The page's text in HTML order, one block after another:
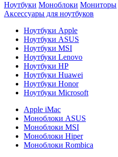
Ноутбуки Моноблоки Мониторы
Аксессуары для ноутбуков
Ноутбуки Apple
Ноутбуки ASUS
Ноутбуки MSI
Ноутбуки Lenovo
Ноутбуки HP
Ноутбуки Huawei
Ноутбуки Honor
Ноутбуки Microsoft
Apple iMac
Моноблоки ASUS
Моноблоки MSI
Моноблоки Hiper
Моноблоки Rombica